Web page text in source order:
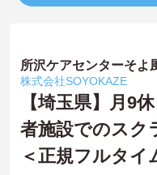
所沢ケアセンターそよ
株式会社SOYOKAZE
【埼玉県】月9
者施設でのスク
＜正規フルタイ